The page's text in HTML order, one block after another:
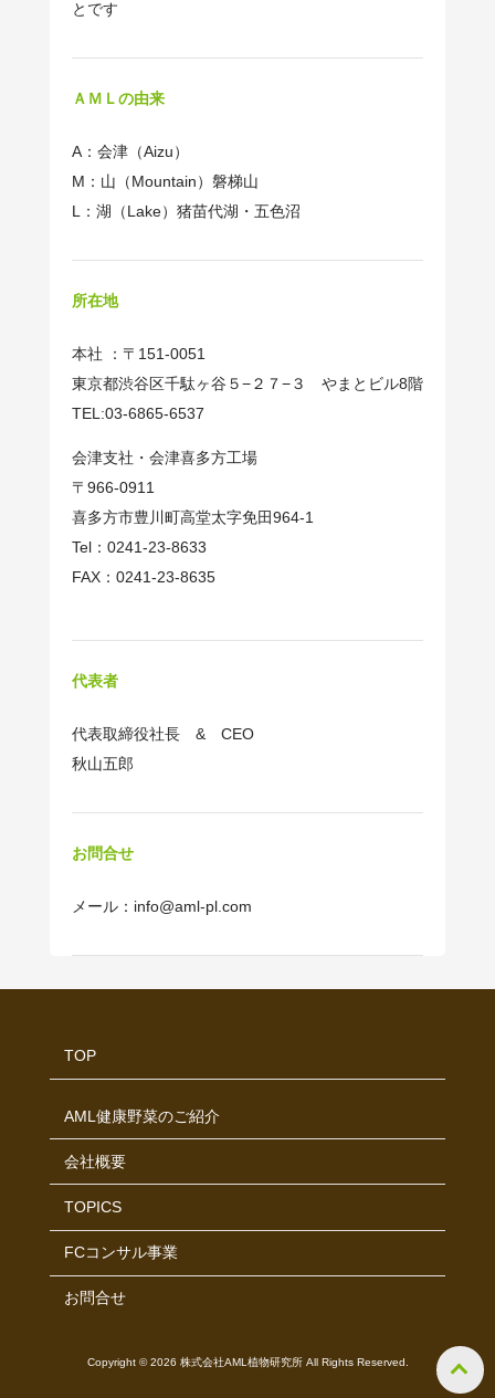
とです
ＡＭＬの由来
A：会津（Aizu）
M：山（Mountain）磐梯山
L：湖（Lake）猪苗代湖・五色沼
所在地
本社 ：〒151-0051
東京都渋谷区千駄ヶ谷５−２７−３ やまとビル8階
TEL:03-6865-6537
会津支社・会津喜多方工場
〒966-0911
喜多方市豊川町高堂太字免田964-1
Tel：0241-23-8633
FAX：0241-23-8635
代表者
代表取締役社長 & CEO
秋山五郎
お問合せ
メール：info@aml-pl.com
TOP
AML健康野菜のご紹介
会社概要
TOPICS
FCコンサル事業
お問合せ
Copyright © 2026 株式会社AML植物研究所 All Rights Reserved.